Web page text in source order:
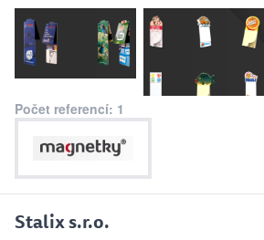
Počet referencí: 1
Stalix s.r.o.